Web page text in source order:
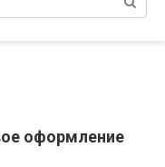
оформление